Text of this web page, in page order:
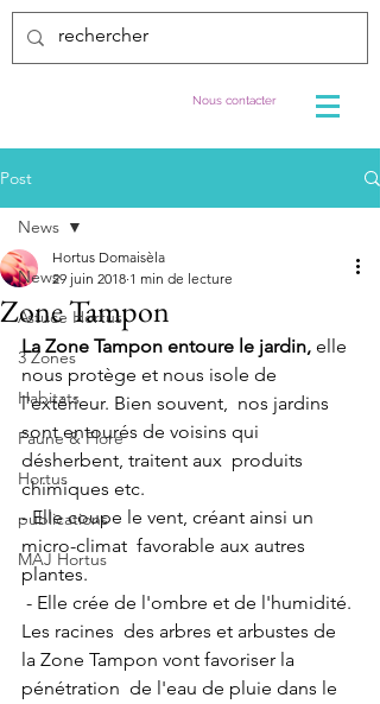
Nous contacter
Post
News
Astuce Hortus
3 Zones
Habitats
Faune & Flore
Hortus
publications
MAJ Hortus
News
Zone Tampon
Hortus Domaisèla
29 juin 2018 1 min de lecture
La Zone Tampon entoure le jardin, elle
nous protège et nous isole de
l'extérieur. Bien souvent,  nos jardins
sont entourés de voisins qui
désherbent, traitent aux  produits
chimiques etc.
- Elle coupe le vent, créant ainsi un
micro-climat  favorable aux autres
plantes.
Les racines  des arbres et arbustes de
la Zone Tampon vont favoriser la
pénétration  de l'eau de pluie dans le